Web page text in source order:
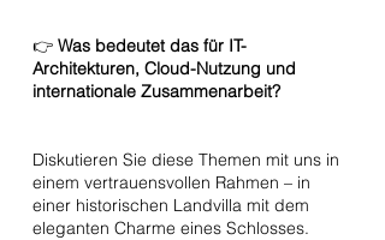
👉 Was bedeutet das für IT-
Architekturen, Cloud-Nutzung und
internationale Zusammenarbeit?
Diskutieren Sie diese Themen mit uns in
einem vertrauensvollen Rahmen – in
einer historischen Landvilla mit dem
eleganten Charme eines Schlosses.